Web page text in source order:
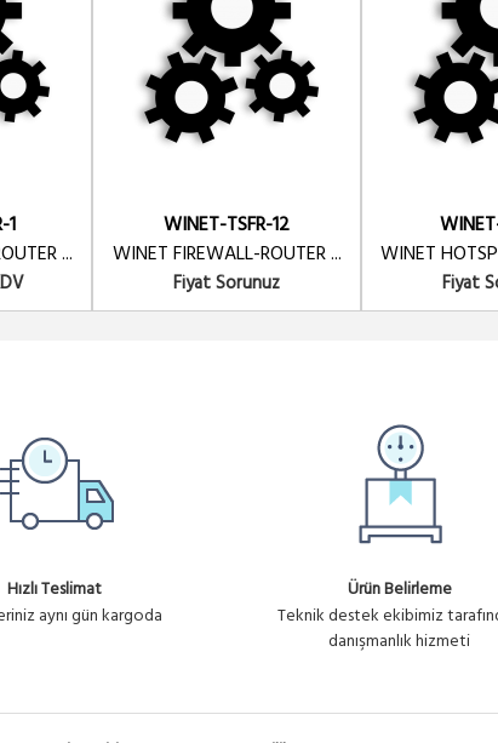
Ürün No : U1685
Ürün No : U1675
1
...
WINET-TSFR-12
WINET FIREWALL-ROUTER ...
Fiyat Sorunuz
WINET
Fiyat
Hızlı Teslimat
aynı gün kargoda
Ürün Belirleme
Teknik destek ekibimiz
danışmanlık hizmeti